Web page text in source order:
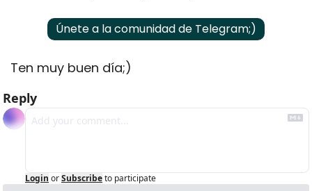
Únete a la comunidad de Telegram;)
Ten muy buen día;)
Reply
Login orSubscribeto participate